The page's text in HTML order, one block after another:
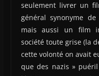
seulement livrer un
général synonyme
mais aussi un film
société toute grise (la
cette volonté on avait
que des nazis »